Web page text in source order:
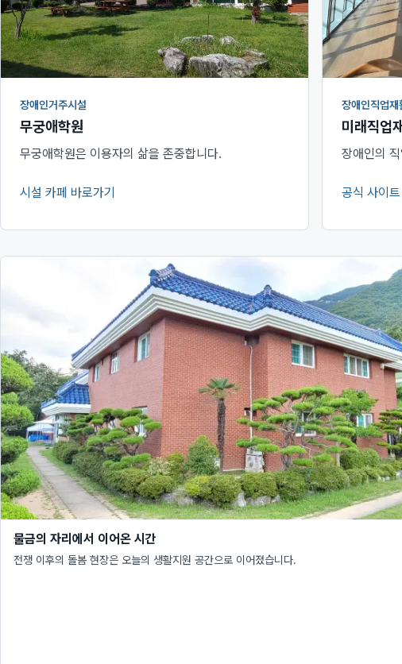
장애인거주시설
무궁애학원
무궁애학원은 이용자의 삶을 존중합니다.
시설 카페 바로가기
(새 창에서 열림)
장애인직업재
미래직업
장애인의
공식 사이트
(새 창에서
물금의 자리에서 이어온 시간
전쟁 이후의 돌봄 현장은 오늘의 생활지원 공간으로 이어졌습니다.